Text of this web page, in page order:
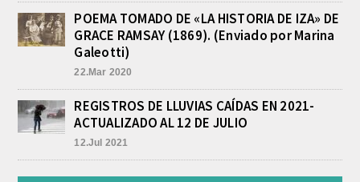
BASQUET EN CADETES:
ATHLETIC JUEGA EL
el equipo de Cadetes de Athletic, logró
un resonante triunfo ante Morón, y
se...
POEMA TOMADO DE «LA HISTORIA DE IZA» DE
GRACE RAMSAY (1869). (Enviado por Marina
Galeotti)
22.Mar 2020
REGISTROS DE LLUVIAS CAÍDAS EN 2021-
ACTUALIZADO AL 12 DE JULIO
12.Jul 2021